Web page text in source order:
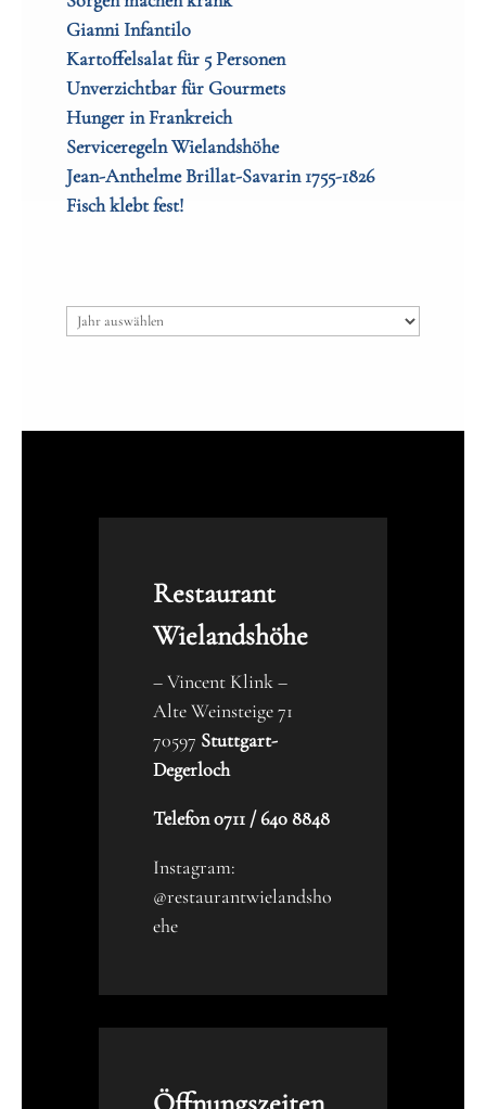
Gianni Infantilo
Kartoffelsalat für 5 Personen
Unverzichtbar für Gourmets
Hunger in Frankreich
Serviceregeln Wielandshöhe
Jean-Anthelme Brillat-Savarin 1755-1826
Fisch klebt fest!
Archiv
Restaurant
Wielandshöhe
– Vincent Klink –
Alte Weinsteige 71
70597 Stuttgart-
Degerloch
Telefon 0711 / 640 8848
Instagram:
@restaurantwielandsho
ehe